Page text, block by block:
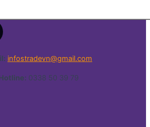
infostradevn@gmail.com
0338 50 39 79